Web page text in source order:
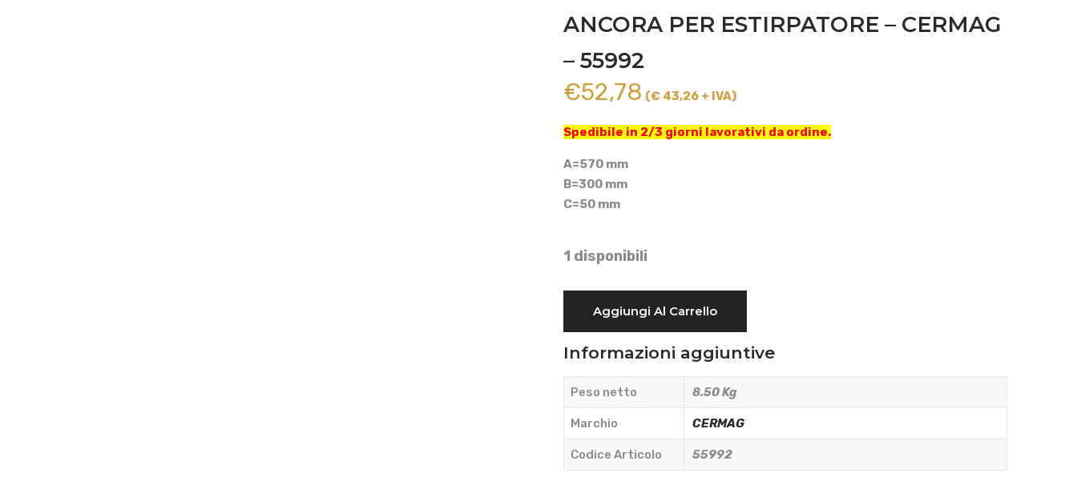
ANCORA PER ESTIRPATORE – CERMAG
– 55992
€52,78 (€ 43,26 + IVA)
Spedibile in 2/3 giorni lavorativi da ordine.
A=570 mm
B=300 mm
C=50 mm
1 disponibili
-
CERMAG
55992
quantità
Aggiungi Al Carrello
Informazioni aggiuntive
Peso netto 8.50 Kg
Marchio CERMAG
Codice Articolo 55992